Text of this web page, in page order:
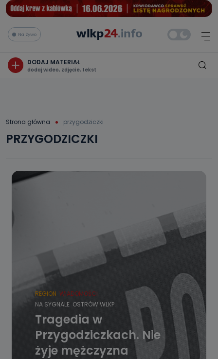
Na żywo
DODAJ MATERIAŁ
dodaj wideo, zdjęcie, tekst
Strona główna przygodziczki
PRZYGODZICZKI
REGION WIADOMOŚCI
NA SYGNALE OSTRÓW WLKP.
Tragedia w
Przygodziczkach. Nie
żyje mężczyzna